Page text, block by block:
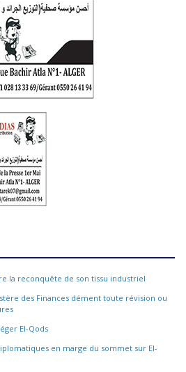
la reconquête de son tissu industriel
des Finances dément toute révision ou
El-Qods
en marge du sommet sur El-